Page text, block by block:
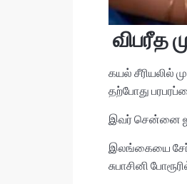
விபரீத
கயல் சீரியலில்
தற்போது
இவர் சென்னை
இலங்கையை
சுபாசினி